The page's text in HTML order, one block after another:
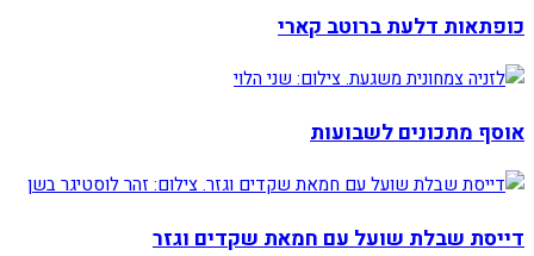
כופתאות דלעת ברוטב קארי
אוסף מתכונים לשבועות
דייסת שבלת שועל עם חמאת שקדים וגזר